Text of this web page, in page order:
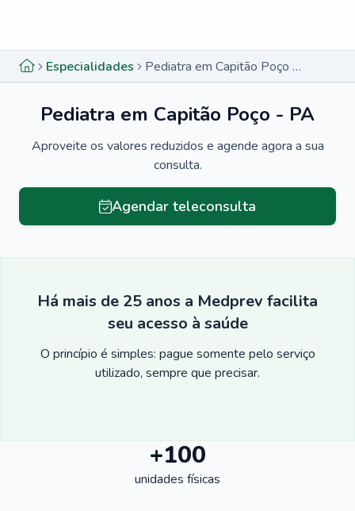
Especialidades Pediatra em Capitão Poço - PA
Pediatra em Capitão Poço - PA
Aproveite os valores reduzidos e agende agora a sua
consulta.
Agendar teleconsulta
Há mais de 25 anos a Medprev facilita
seu acesso à saúde
O princípio é simples: pague somente pelo serviço
utilizado, sempre que precisar.
+100
unidades físicas